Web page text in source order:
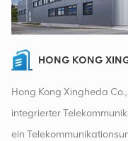
HONG KONG
Hong Kong Xingheda
integrierter
ein